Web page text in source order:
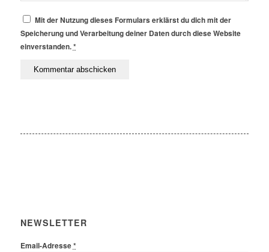
Mit der Nutzung dieses Formulars erklärst du dich mit der
Speicherung und Verarbeitung deiner Daten durch diese Website
einverstanden.*
NEWSLETTER
Email-Adresse*